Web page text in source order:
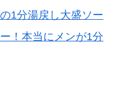
1分湯戻し大盛ソー
！本当にメンが1分